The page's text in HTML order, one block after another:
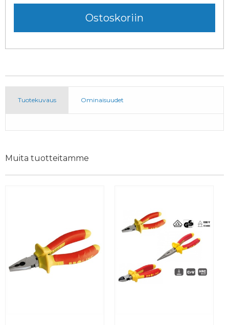
Tuotekuvaus Ominaisuudet
Muita tuotteitamme